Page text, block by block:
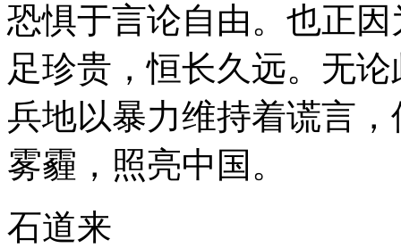
恐惧于言论自由。也正
足珍贵，恒长久远。无
兵地以暴力维持着谎言
雾霾，照亮中国。
石道来